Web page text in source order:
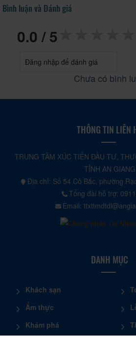
Bình luận và Đánh giá
0.0 / 5
Đăng nhập để đánh giá
Chưa có bình
THÔNG TIN LIÊN
TRUNG TÂM XÚC TIẾN ĐẦU TƯ,
TỈNH AN GIANG
Địa chỉ: Số 54 Cô Bắc, phường
Tổng đài hỗ trợ:
Email:
DANH MỤC
Khách sạn
Ẩm thực
Khám phá